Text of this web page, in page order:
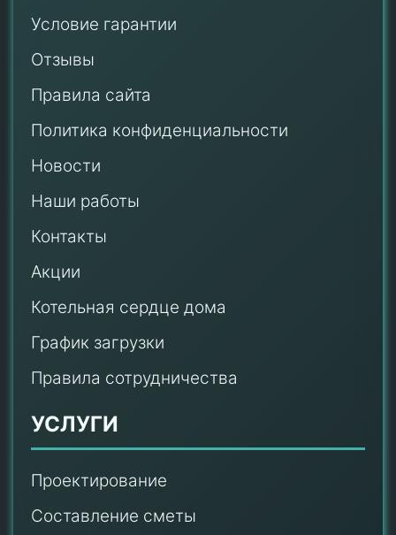
Условие гарантии
Отзывы
Правила сайта
Политика конфиденциальности
Новости
Наши работы
Контакты
Акции
Котельная сердце дома
График загрузки
Правила сотрудничества
УСЛУГИ
Проектирование
Составление сметы